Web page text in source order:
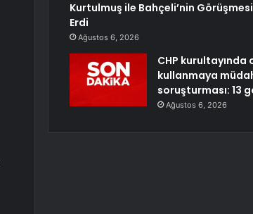
Kurtulmuş ile Bahçeli’nin
Erdi
Ağustos 6, 2026
CHP kurultayında
kullanmaya
soruşturması: 13
Ağustos 6, 2026